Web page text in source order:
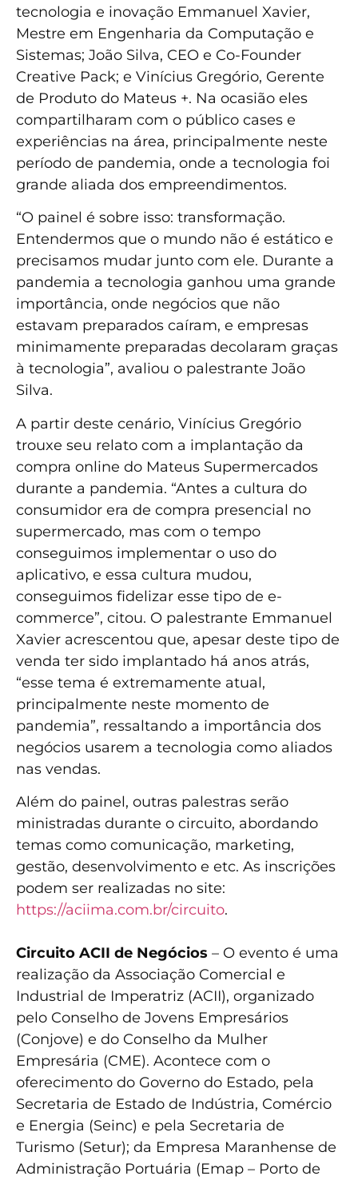
tecnologia e inovação Emmanuel Xavier,
Mestre em Engenharia da Computação e
Sistemas; João Silva, CEO e Co-Founder
Creative Pack; e Vinícius Gregório, Gerente
de Produto do Mateus +. Na ocasião eles
compartilharam com o público cases e
experiências na área, principalmente neste
período de pandemia, onde a tecnologia foi
grande aliada dos empreendimentos.
“O painel é sobre isso: transformação.
Entendermos que o mundo não é estático e
precisamos mudar junto com ele. Durante a
pandemia a tecnologia ganhou uma grande
importância, onde negócios que não
estavam preparados caíram, e empresas
minimamente preparadas decolaram graças
à tecnologia”, avaliou o palestrante João
Silva.
A partir deste cenário, Vinícius Gregório
trouxe seu relato com a implantação da
compra online do Mateus Supermercados
durante a pandemia. “Antes a cultura do
consumidor era de compra presencial no
supermercado, mas com o tempo
conseguimos implementar o uso do
aplicativo, e essa cultura mudou,
conseguimos fidelizar esse tipo de e-
commerce”, citou. O palestrante Emmanuel
Xavier acrescentou que, apesar deste tipo de
venda ter sido implantado há anos atrás,
“esse tema é extremamente atual,
principalmente neste momento de
pandemia”, ressaltando a importância dos
negócios usarem a tecnologia como aliados
nas vendas.
Além do painel, outras palestras serão
ministradas durante o circuito, abordando
temas como comunicação, marketing,
gestão, desenvolvimento e etc. As inscrições
podem ser realizadas no site:
https://aciima.com.br/circuito.
Circuito ACII de Negócios – O evento é uma
realização da Associação Comercial e
Industrial de Imperatriz (ACII), organizado
pelo Conselho de Jovens Empresários
(Conjove) e do Conselho da Mulher
Empresária (CME). Acontece com o
oferecimento do Governo do Estado, pela
Secretaria de Estado de Indústria, Comércio
e Energia (Seinc) e pela Secretaria de
Turismo (Setur); da Empresa Maranhense de
Administração Portuária (Emap – Porto de